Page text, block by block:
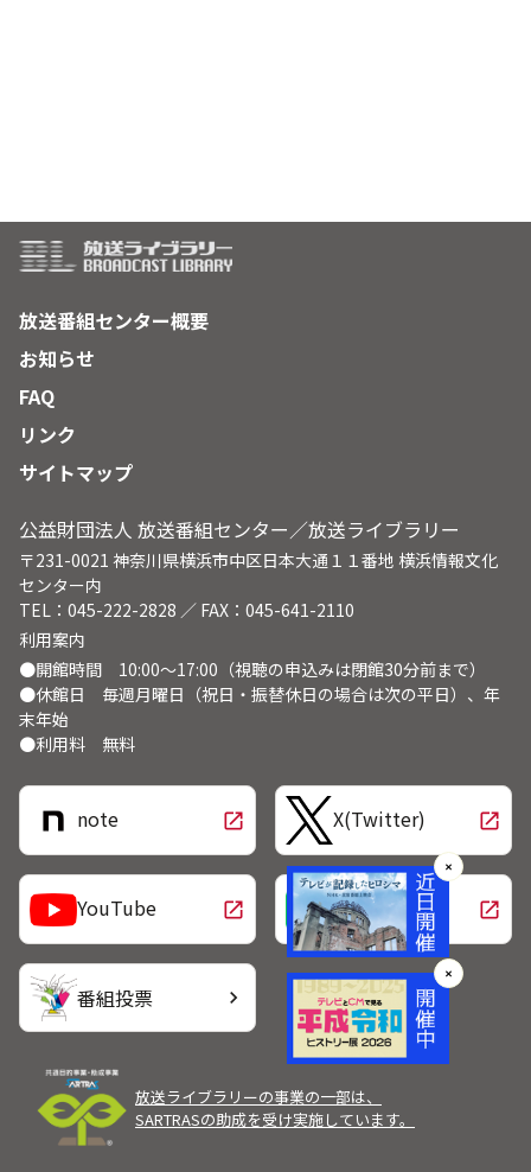
放送番組センター概要
お知らせ
FAQ
リンク
サイトマップ
公益財団法人 放送番組センター／放送ライブラリー
〒231-0021 神奈川県横浜市中区日本大通１１番地 横浜情報文化
センター内
TEL：045-222-2828 ／ FAX：045-641-2110
利用案内
●開館時間 10:00～17:00（視聴の申込みは閉館30分前まで）
●休館日 毎週月曜日（祝日・振替休日の場合は次の平日）、年
末年始
●利用料 無料
note open_in_new X(Twitter) open_in_new
YouTube open_in_new LINE open_in_new
番組投票 chevron_right
放送ライブラリーの事業の一部は、
SARTRASの助成を受け実施しています。
✕
✕